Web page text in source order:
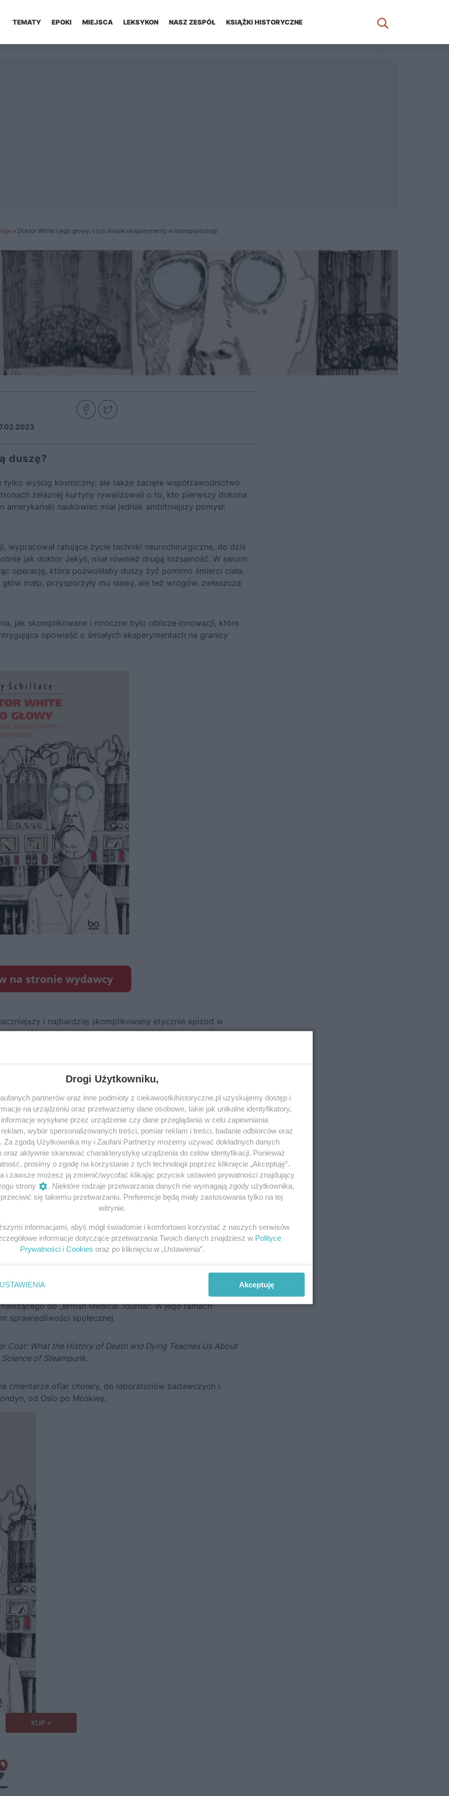
TEMATY EPOKI MIEJSCA LEKSYKON NASZ ZESPÓŁ KSIĄŻKI HISTORYCZNE
» Doktor White i jego głowy, czyli śmiałe eksperymenty w transplantologii
duszę?
wyścig kosmiczny, ale także zacięte współzawodnictwo
żelaznej kurtyny rywalizowali o to, kto pierwszy dokona
naukowiec miał jednak ambitniejszy pomysł:
wypracował ratujące życie techniki neurochirurgiczne, do dziś
jak doktor Jekyll, miał również drugą tożsamość. W swoim
operację, która pozwoliłaby duszy żyć pomimo śmierci ciała.
małp, przysporzyły mu sławy, ale też wrogów, zwłaszcza
jak skomplikowane i mroczne było oblicze innowacji, które
opowieść o śmiałych eksperymentach na granicy
i najbardziej skomplikowany etycznie epizod w
przemyślaną opowieść. Właściwie nie sposób się od
(czy gdzie bądź) mózg, uznacie tę książkę za
się w Boga, o nauce idącej w szranki z ideologią oraz o losie
Rodzinna tragedia i tajemnica schizofrenii
świat badań naukowych oraz na jednego z
medycyny”.
Roberta White’a. Był on religijnym, ambitnym, egotycznym
każdej normie – w tym samej definicji życia – dążąc do
chirurgicznej”.
o mrocznej godzinie w dziejach medycyny
i wykładowczyni uniwersytecka, dziś jest redaktorką
do „British Medical Journal”. W jego ramach
sprawiedliwości społecznej.
Coat: What the History of Death and Dying Teaches Us About
of Steampunk.
cmentarze ofiar cholery, do laboratoriów badawczych i
od Oslo po Moskwę.
KUP »
Drogi Użytkowniku,
partnerów oraz inne podmioty z ciekawostkihistoryczne.pl uzyskujemy dostęp i
na urządzeniu oraz przetwarzamy dane osobowe, takie jak unikalne identyfikatory,
wysyłane przez urządzenie czy dane przeglądania w celu zapewniania
wybór spersonalizowanych treści, pomiar reklam i treści, badanie odbiorców oraz
Za zgodą Użytkownika my i Zaufani Partnerzy możemy używać dokładnych danych
oraz aktywnie skanować charakterystykę urządzenia do celów identyfikacji. Ponieważ
prosimy o zgodę na korzystanie z tych technologii poprzez kliknięcie „Akceptuję”.
i zawsze możesz ją zmienić/wycofać klikając przycisk ustawień prywatności znajdujący
strony
. Niektóre rodzaje przetwarzania danych nie wymagają zgody użytkownika,
się takiemu przetwarzaniu. Preferencje będą miały zastosowania tylko na tej
witrynie.
informacjami, abyś mógł świadomie i komfortowo korzystać z naszych serwisów
informacje dotyczące przetwarzania Twoich danych znajdziesz w Polityce
Prywatności i Cookies oraz po kliknięciu w „Ustawienia”.
USTAWIENIA Akceptuję